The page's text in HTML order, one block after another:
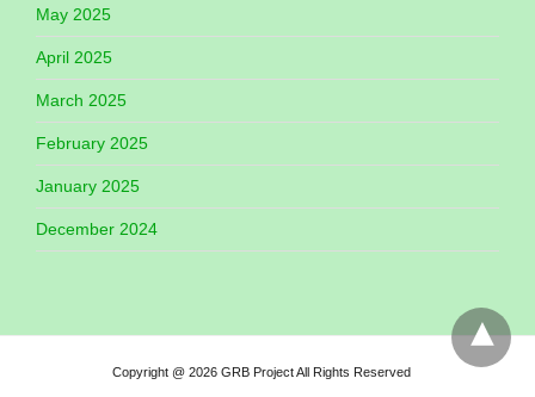
May 2025
April 2025
March 2025
February 2025
January 2025
December 2024
Copyright @ 2026 GRB Project All Rights Reserved